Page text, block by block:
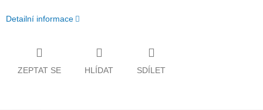
Detailní informace
ZEPTAT SE HLÍDAT SDÍLET